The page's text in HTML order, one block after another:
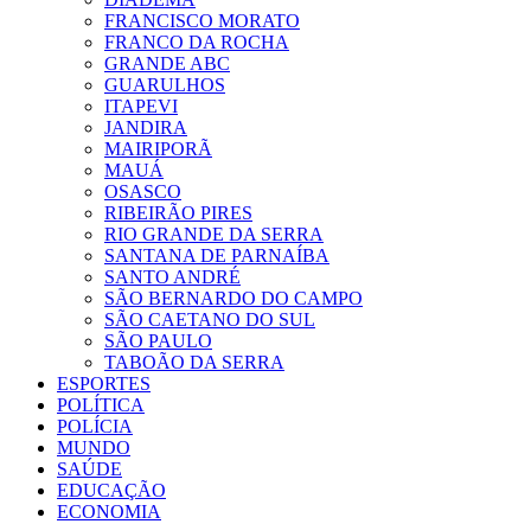
FRANCISCO MORATO
FRANCO DA ROCHA
GRANDE ABC
GUARULHOS
ITAPEVI
JANDIRA
MAIRIPORÃ
MAUÁ
OSASCO
RIBEIRÃO PIRES
RIO GRANDE DA SERRA
SANTANA DE PARNAÍBA
SANTO ANDRÉ
SÃO BERNARDO DO CAMPO
SÃO CAETANO DO SUL
SÃO PAULO
TABOÃO DA SERRA
ESPORTES
POLÍTICA
POLÍCIA
MUNDO
SAÚDE
EDUCAÇÃO
ECONOMIA